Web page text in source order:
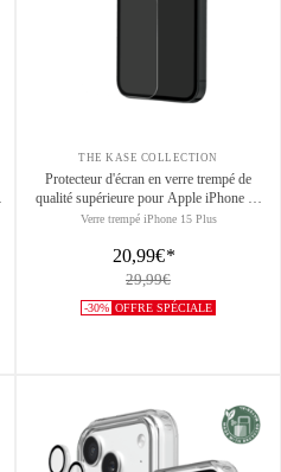
THE KASE COLLECTION
Protecteur d'écran en verre trempé de
qualité supérieure pour Apple iPhone 15
Plus, transparent
Verre trempé iPhone 15 Plus
20,99€*
29,99€
-30% OFFRE SPÉCIALE